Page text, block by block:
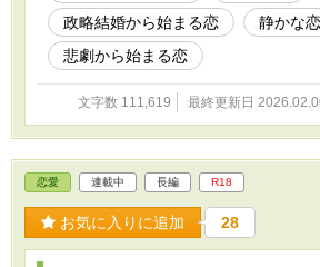
像は生成AI（ChatGPT）
政略結婚から始まる恋
静かな恋
悲劇から始まる恋
文字数 111,619 最終更新日
恋愛 連載中 長編 R18
お気に入りに追加 28